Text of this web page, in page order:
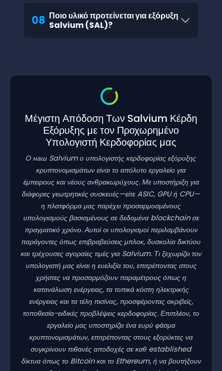
08 Ποιο υλικό προτείνεται για εξόρυξη
Salvium (SAL)?
Μέγιστη Απόδοση Των Salvium Κέρδη
Εξόρυξης με τον Προχωρημένο
Υπολογιστή Κερδοφορίας μας
Ο наш Salvium ο υπολογιστής κερδοφορίας εξόρυξης
κρυπτονομισμάτων είναι το απόλυτο εργαλείο για
έμπειρους και νέους ανθρακωρύχους. Με υποστήριξη για
διάφορες γεωτρητικές συσκευές—είτε ASIC, GPU ή CPU—
η πλατφόρμα μας παρέχει προσαρμοσμένους
υπολογισμούς βασισμένους σε δεδομένα blockchain σε
πραγματικό χρόνο. Αυτοί οι υπολογισμοί περιλαμβάνουν
παράγοντες όπως επιβραβεύσεις μπλοκ, δυσκολία δικτύου
και τρέχουσες αγοραίες τιμές για Salvium. Τι ξεχωρίζει τον
υπολογιστή μας είναι η ευελιξία του, επιτρέποντας στους
χρήστες να προσαρμόζουν παραμέτρους όπως η
κατανάλωση ενέργειας, τα τοπικά κόστη ηλεκτρικής
ενέργειας και τα τέλη πισίνας, προσφέροντας ακριβείς,
τοποθεσία-ειδικές προβλέψεις κερδοφορίας. Επιπλέον, το
εργαλείο μας υποστηρίζει ένα ευρύ φάσμα
κρυπτονομισμάτων, επιτρέποντας στους εξορύκτες να
συγκρίνουν πιθανές αποδοχές σε καθ established
δίκτυα όπως το Bitcoin και το Ethereum, ή να βουτήξουν